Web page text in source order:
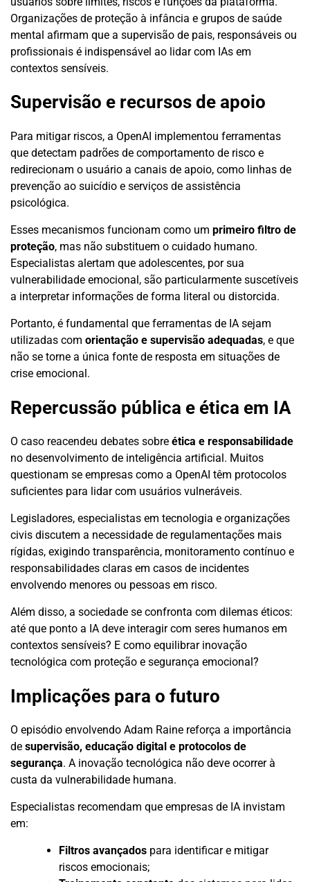
Organizações de proteção à infância e grupos de saúde
mental afirmam que a supervisão de pais, responsáveis ou
profissionais é indispensável ao lidar com IAs em
contextos sensíveis.
Supervisão e recursos de apoio
Para mitigar riscos, a OpenAI implementou ferramentas
que detectam padrões de comportamento de risco e
redirecionam o usuário a canais de apoio, como linhas de
prevenção ao suicídio e serviços de assistência
psicológica.
Esses mecanismos funcionam como um primeiro filtro de
proteção, mas não substituem o cuidado humano.
Especialistas alertam que adolescentes, por sua
vulnerabilidade emocional, são particularmente suscetíveis
a interpretar informações de forma literal ou distorcida.
Portanto, é fundamental que ferramentas de IA sejam
utilizadas com orientação e supervisão adequadas, e que
não se torne a única fonte de resposta em situações de
crise emocional.
Repercussão pública e ética em IA
O caso reacendeu debates sobre ética e responsabilidade
no desenvolvimento de inteligência artificial. Muitos
questionam se empresas como a OpenAI têm protocolos
suficientes para lidar com usuários vulneráveis.
Legisladores, especialistas em tecnologia e organizações
civis discutem a necessidade de regulamentações mais
rígidas, exigindo transparência, monitoramento contínuo e
responsabilidades claras em casos de incidentes
envolvendo menores ou pessoas em risco.
Além disso, a sociedade se confronta com dilemas éticos:
até que ponto a IA deve interagir com seres humanos em
contextos sensíveis? E como equilibrar inovação
tecnológica com proteção e segurança emocional?
Implicações para o futuro
O episódio envolvendo Adam Raine reforça a importância
de supervisão, educação digital e protocolos de
segurança. A inovação tecnológica não deve ocorrer à
custa da vulnerabilidade humana.
Especialistas recomendam que empresas de IA invistam
em:
Filtros avançados para identificar e mitigar
riscos emocionais;